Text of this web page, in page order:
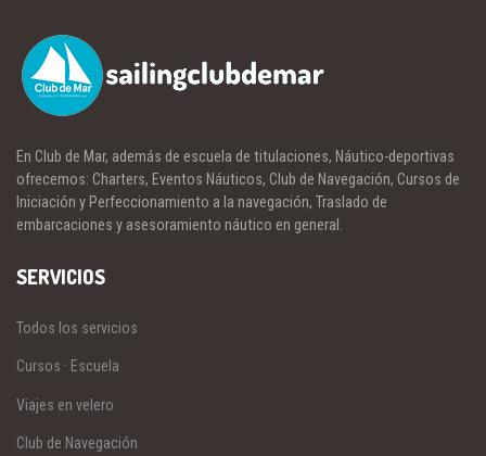
En Club de Mar, además de escuela de titulaciones, Náutico-deportivas
ofrecemos: Charters, Eventos Náuticos, Club de Navegación, Cursos de
Iniciación y Perfeccionamiento a la navegación, Traslado de
embarcaciones y asesoramiento náutico en general.
SERVICIOS
Todos los servicios
Cursos · Escuela
Viajes en velero
Club de Navegación